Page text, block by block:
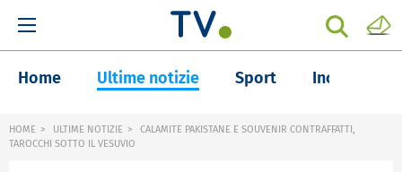
Home Ultime notizie Sport Inchieste
HOME ULTIME NOTIZIE
CALAMITE PAKISTANE E SOUVENIR CONTRAFFATTI,
TAROCCHI SOTTO IL VESUVIO